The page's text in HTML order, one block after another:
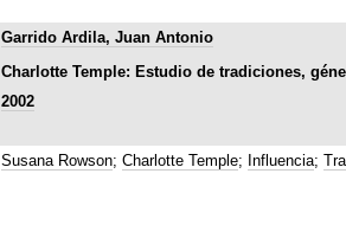
Garrido Ardila, Juan Antonio
Charlotte Temple: Estudio de tradiciones,
2002
Susana Rowson; Charlotte Temple; Influencia;